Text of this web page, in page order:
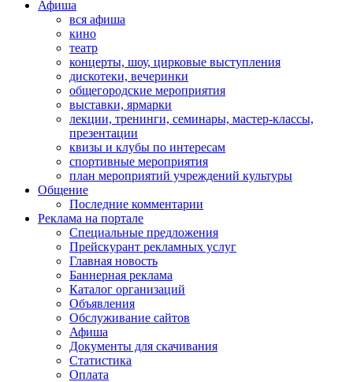
Афиша
вся афиша
кино
театр
концерты, шоу, цирковые выступления
дискотеки, вечеринки
общегородские мероприятия
выставки, ярмарки
лекции, тренинги, семинары, мастер-классы,
презентации
квизы и клубы по интересам
спортивные мероприятия
план мероприятий учреждений культуры
Общение
Последние комментарии
Реклама на портале
Специальные предложения
Прейскурант рекламных услуг
Главная новость
Баннерная реклама
Каталог организаций
Объявления
Обслуживание сайтов
Афиша
Документы для скачивания
Статистика
Оплата